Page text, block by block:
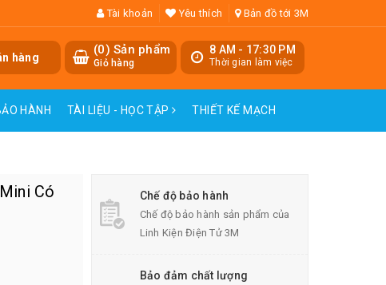
Tài khoản Yêu thích Bản đồ tới 3M
8 AM - 17:30 PM
Thời gian làm việc
(0) Sản phẩm
Giỏ hàng
hàng
HÀNH TÀI LIỆU - HỌC TẬP THIẾT KẾ MẠCH
Có
Chế độ bảo hành
Chế độ bảo hành sản phẩm của
Linh Kiện Điện Tử 3M
Bảo đảm chất lượng